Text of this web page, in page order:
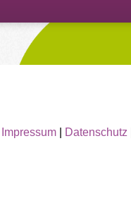
Impressum| Datenschutz